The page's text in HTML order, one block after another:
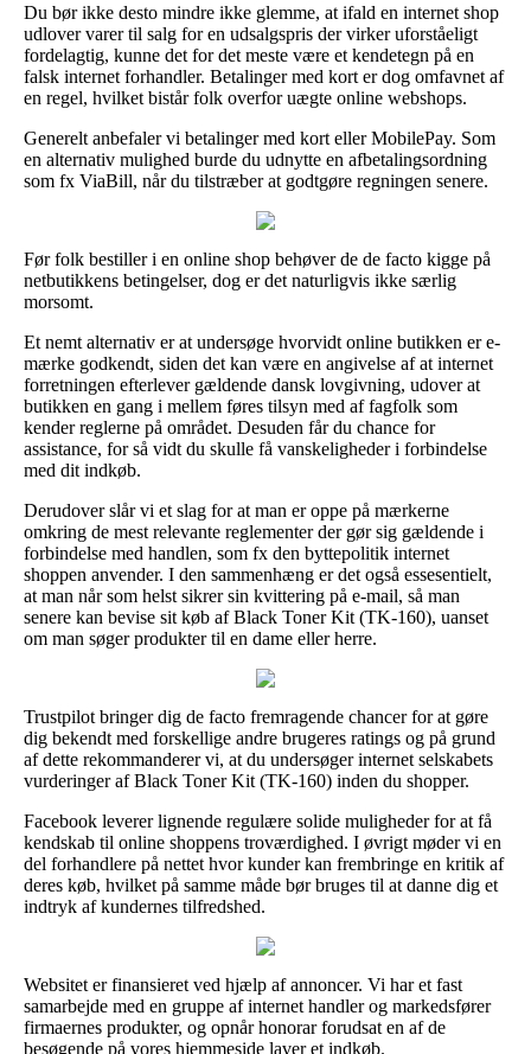
Du bør ikke desto mindre ikke glemme, at ifald en internet shop
udlover varer til salg for en udsalgspris der virker uforståeligt
fordelagtig, kunne det for det meste være et kendetegn på en
falsk internet forhandler. Betalinger med kort er dog omfavnet af
en regel, hvilket bistår folk overfor uægte online webshops.
Generelt anbefaler vi betalinger med kort eller MobilePay. Som
en alternativ mulighed burde du udnytte en afbetalingsordning
som fx ViaBill, når du tilstræber at godtgøre regningen senere.
Før folk bestiller i en online shop behøver de de facto kigge på
netbutikkens betingelser, dog er det naturligvis ikke særlig
morsomt.
Et nemt alternativ er at undersøge hvorvidt online butikken er e-
mærke godkendt, siden det kan være en angivelse af at internet
forretningen efterlever gældende dansk lovgivning, udover at
butikken en gang i mellem føres tilsyn med af fagfolk som
kender reglerne på området. Desuden får du chance for
assistance, for så vidt du skulle få vanskeligheder i forbindelse
med dit indkøb.
Derudover slår vi et slag for at man er oppe på mærkerne
omkring de mest relevante reglementer der gør sig gældende i
forbindelse med handlen, som fx den byttepolitik internet
shoppen anvender. I den sammenhæng er det også essesentielt,
at man når som helst sikrer sin kvittering på e-mail, så man
senere kan bevise sit køb af Black Toner Kit (TK-160), uanset
om man søger produkter til en dame eller herre.
Trustpilot bringer dig de facto fremragende chancer for at gøre
dig bekendt med forskellige andre brugeres ratings og på grund
af dette rekommanderer vi, at du undersøger internet selskabets
vurderinger af Black Toner Kit (TK-160) inden du shopper.
Facebook leverer lignende regulære solide muligheder for at få
kendskab til online shoppens troværdighed. I øvrigt møder vi en
del forhandlere på nettet hvor kunder kan frembringe en kritik af
deres køb, hvilket på samme måde bør bruges til at danne dig et
indtryk af kundernes tilfredshed.
Websitet er finansieret ved hjælp af annoncer. Vi har et fast
samarbejde med en gruppe af internet handler og markedsfører
firmaernes produkter, og opnår honorar forudsat en af de
besøgende på vores hjemmeside laver et indkøb.